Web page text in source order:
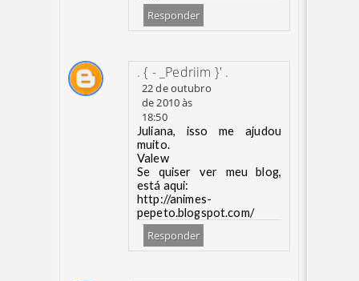
Responder
. { - _Pedriim }' .
22 de outubro
de 2010 às
18:50
Juliana, isso me ajudou
muito.
Valew
Se quiser ver meu blog,
está aqui:
http://animes-
pepeto.blogspot.com/
Responder